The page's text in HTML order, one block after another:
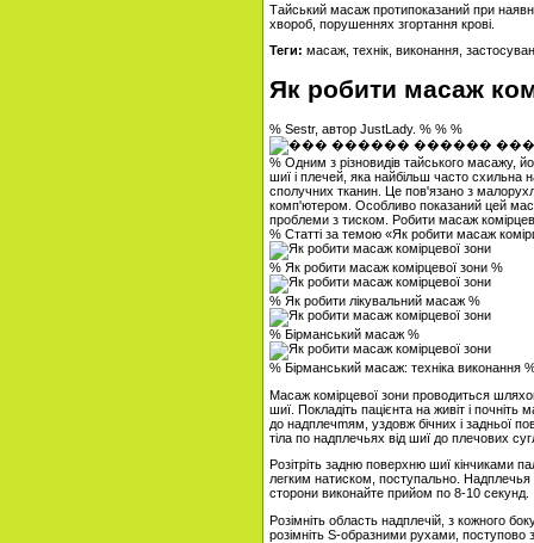
Тайський масаж протипоказаний при
хвороб, порушеннях згортання крові.
Теги: масаж, технік, виконання,
Як робити масаж
% Sestr, автор JustLady. % % %
% Одним з різновидів тайського масажу,
шиї і плечей, яка найбільш часто схильна
сполучних тканин. Це пов'язано з
комп'ютером. Особливо показаний цей
проблеми з тиском. Робити масаж
% Статті за темою «Як робити масаж
% Як робити масаж комірцевої зони %
% Як робити лікувальний масаж %
% Бірманський масаж %
% Бірманський масаж: техніка виконання
Масаж комірцевої зони проводиться
шиї. Покладіть пацієнта на живіт і
до надплечmям, уздовж бічних і задньої
тіла по надплечьях від шиї до плечових
Розітріть задню поверхню шиї кінчиками
легким натиском, поступально. Надплечья
сторони виконайте прийом по 8-10 секунд.
Розімніть область надплечій, з кожного
розімніть S-образними рухами, поступово